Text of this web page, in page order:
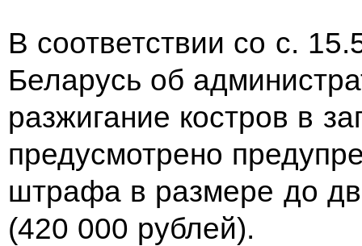
В соответствии со с.
Беларусь об
разжигание костров в
предусмотрено
штрафа в размере до
(420 000 рублей).